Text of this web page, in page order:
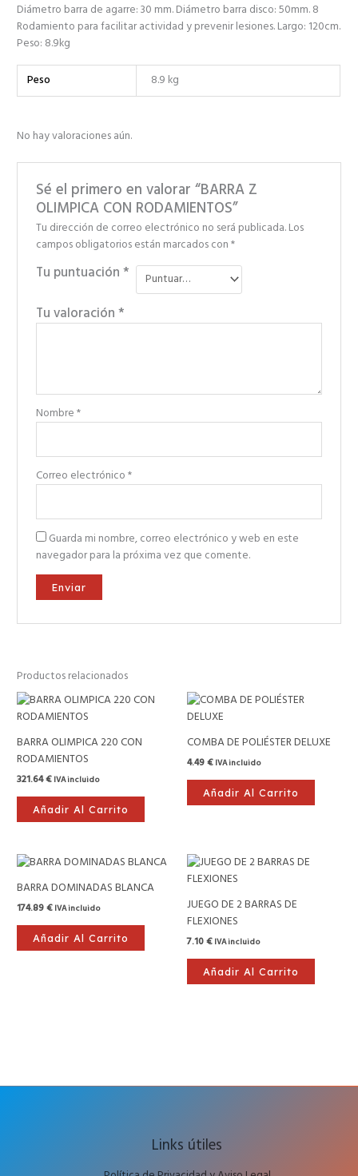
Diámetro barra de agarre: 30 mm. Diámetro barra disco: 50mm. 8
Rodamiento para facilitar actividad y prevenir lesiones. Largo: 120cm.
Peso: 8.9kg
Peso 8.9 kg
No hay valoraciones aún.
Sé el primero en valorar “BARRA Z
OLIMPICA CON RODAMIENTOS”
Tu dirección de correo electrónico no será publicada.Los
campos obligatorios están marcados con*
Tu puntuación*
Tu valoración*
Nombre*
Correo electrónico*
Guarda mi nombre, correo electrónico y web en este
navegador para la próxima vez que comente.
Productos relacionados
BARRA OLIMPICA 220 CON
RODAMIENTOS
321.64€ IVA incluido
Añadir Al Carrito
COMBA DE POLIÉSTER DELUXE
4.49€ IVA incluido
Añadir Al Carrito
BARRA DOMINADAS BLANCA
174.89€ IVA incluido
Añadir Al Carrito
JUEGO DE 2 BARRAS DE
FLEXIONES
7.10€ IVA incluido
Añadir Al Carrito
Links útiles